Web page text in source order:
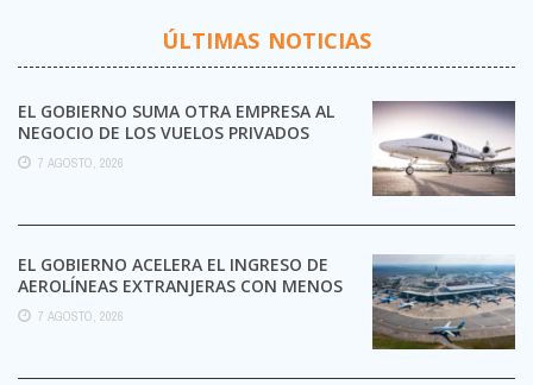
ÚLTIMAS NOTICIAS
EL GOBIERNO SUMA OTRA EMPRESA AL
NEGOCIO DE LOS VUELOS PRIVADOS
7 AGOSTO, 2026
EL GOBIERNO ACELERA EL INGRESO DE
AEROLÍNEAS EXTRANJERAS CON MENOS
TRÁMITES
7 AGOSTO, 2026